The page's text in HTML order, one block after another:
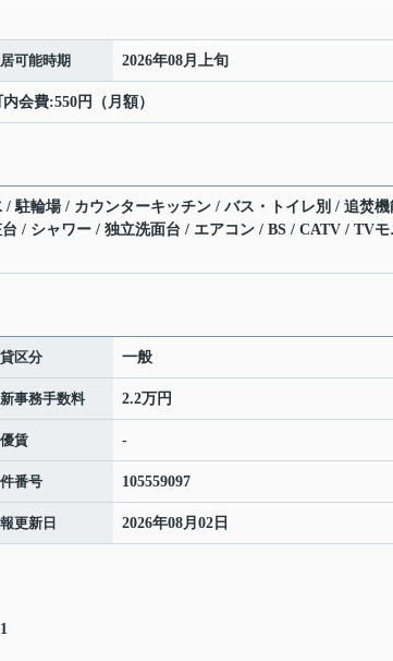
可能時期 2026年08月上旬
会費:550円（月額）
駐輪場 / カウンターキッチン / バス・トイレ別 / 追焚機
/ シャワー / 独立洗面台 / エアコン / BS / CATV / TVモ
区分 一般
事務手数料 2.2万円
賃 -
番号 105559097
更新日 2026年08月02日